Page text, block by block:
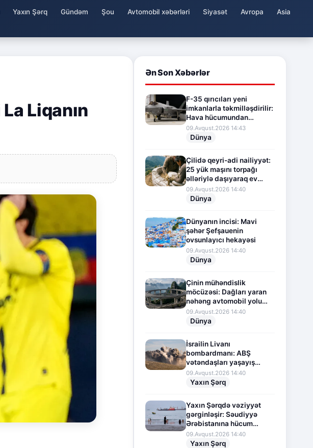
Yaxın Şərq Gündəm Şou Avtomobil xəbərləri Siyasət Avropa
Asia
Liqanın
Ən Son Xəbərlər
F-35 qırıcıları yeni
imkanlarla təkmilləşdirilir:
Hava hücumundan
müdafiə sistemi
gücləndirilir
09.Avqust.2026 14:43
Dünya
Çilidə qeyri-adi nailiyyət:
25 yük maşını torpağı
əlləriylə daşıyaraq ev
tikdilər
09.Avqust.2026 14:40
Dünya
Dünyanın incisi: Mavi
şəhər Şefşauenin
ovsunlayıcı hekayəsi
09.Avqust.2026 14:40
Dünya
Çinin mühəndislik
möcüzəsi: Dağları yaran
nəhəng avtomobil yolu
layihəsi
09.Avqust.2026 14:40
Dünya
İsrailin Livanı
bombardmanı: ABŞ
vətəndaşları yaşayış
yerlərini itirməkdən
narahatdır
09.Avqust.2026 14:40
Yaxın Şərq
Yaxın Şərqdə vəziyyət
gərginləşir: Səudiyyə
Ərəbistanına hücum
təhdidi
09.Avqust.2026 14:40
Yaxın Şərq